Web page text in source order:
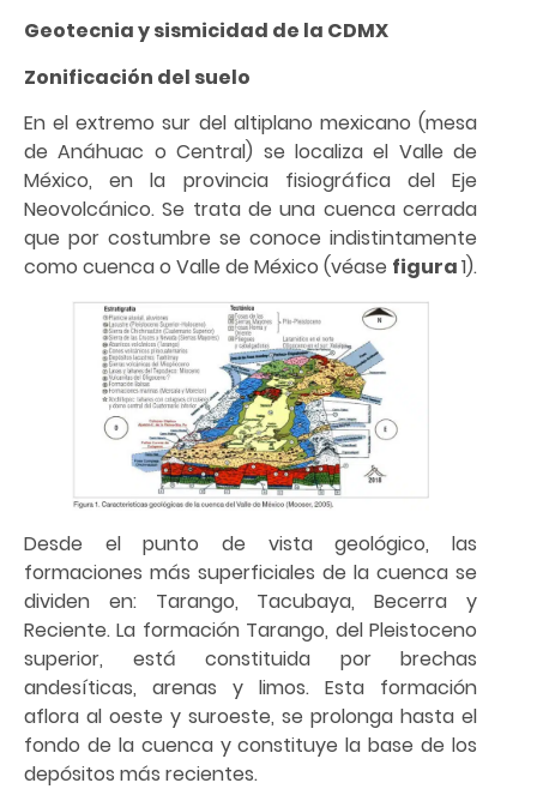
Geotecnia y sismicidad de la CDMX
Zonificación del suelo
En el extremo sur del altiplano mexicano (mesa
de Anáhuac o Central) se localiza el Valle de
México, en la provincia fisiográfica del Eje
Neovolcánico. Se trata de una cuenca cerrada
que por costumbre se conoce indistintamente
como cuenca o Valle de México (véase figura1).
Desde el punto de vista geológico, las
formaciones más superficiales de la cuenca se
dividen en: Tarango, Tacubaya, Becerra y
Reciente. La formación Tarango, del Pleistoceno
superior, está constituida por brechas
andesíticas, arenas y limos. Esta formación
aflora al oeste y suroeste, se prolonga hasta el
fondo de la cuenca y constituye la base de los
depósitos más recientes.